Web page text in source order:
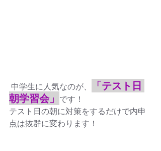
中学生に人気なのが、
「テスト日
朝学習会」 です！
テスト日の朝に対策をするだけで内申
点は抜群に変わります！